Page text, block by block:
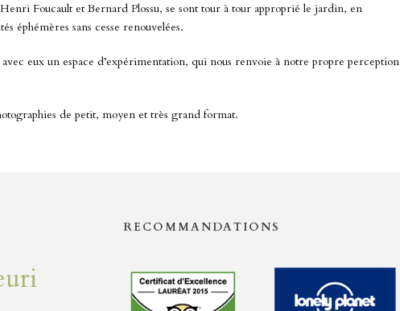
Foucault et Bernard Plossu, se sont tour à tour approprié le jardin, en
éphémères sans cesse renouvelées.
eux un espace d’expérimentation, qui nous renvoie à notre propre perception
de petit, moyen et très grand format.
RECOMMANDATIONS